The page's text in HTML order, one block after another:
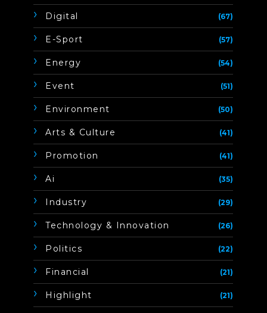
Digital (67)
E-Sport (57)
Energy (54)
Event (51)
Environment (50)
Arts & Culture (41)
Promotion (41)
Ai (35)
Industry (29)
Technology & Innovation (26)
Politics (22)
Financial (21)
Highlight (21)